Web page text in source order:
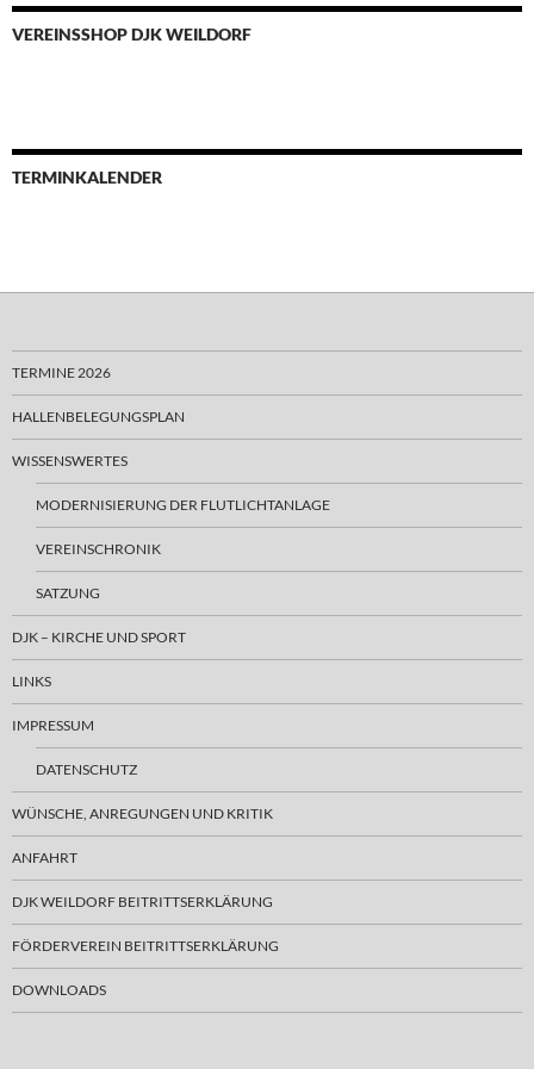
VEREINSSHOP DJK WEILDORF
TERMINKALENDER
TERMINE 2026
HALLENBELEGUNGSPLAN
WISSENSWERTES
MODERNISIERUNG DER FLUTLICHTANLAGE
VEREINSCHRONIK
SATZUNG
DJK – KIRCHE UND SPORT
LINKS
IMPRESSUM
DATENSCHUTZ
WÜNSCHE, ANREGUNGEN UND KRITIK
ANFAHRT
DJK WEILDORF BEITRITTSERKLÄRUNG
FÖRDERVEREIN BEITRITTSERKLÄRUNG
DOWNLOADS